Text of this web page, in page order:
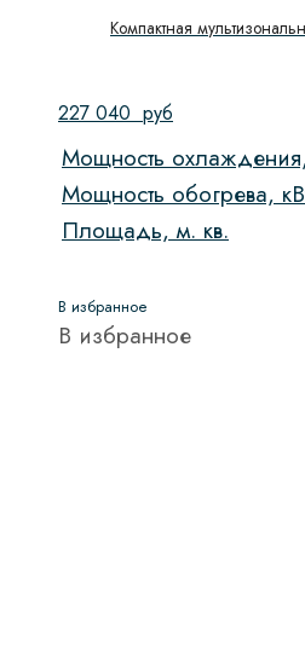
Компактная
227 040 руб
Мощность
Мощность обогрева,
Площадь, м. кв.
В избранное
В избранное